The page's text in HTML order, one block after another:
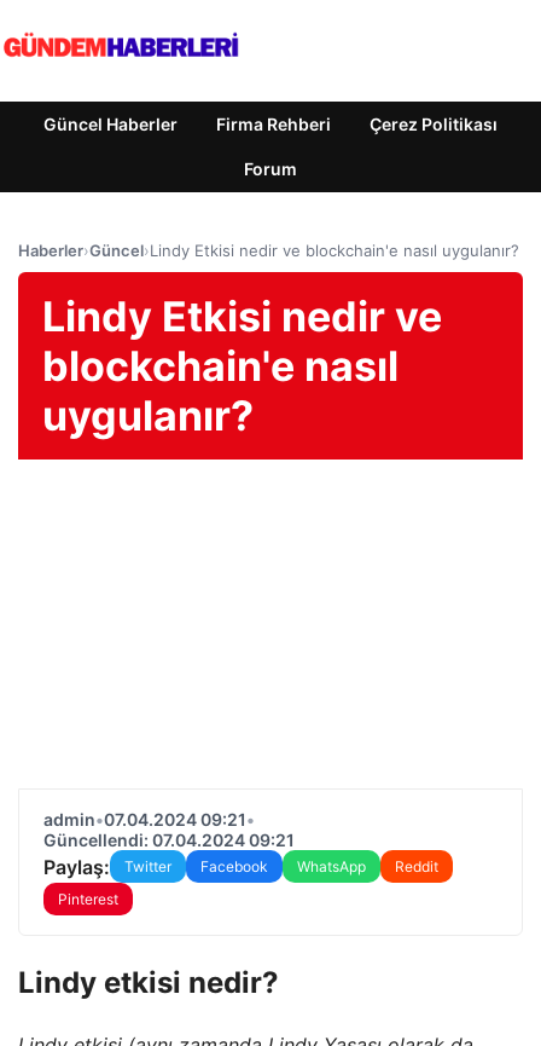
Güncel Haberler Firma Rehberi Çerez Politikası
Forum
Haberler›Güncel›Lindy Etkisi nedir ve blockchain'e nasıl uygulanır?
Lindy Etkisi nedir ve
blockchain'e nasıl
uygulanır?
admin•07.04.2024 09:21•
Güncellendi: 07.04.2024 09:21
Paylaş: Twitter Facebook WhatsApp
Reddit
Pinterest
Lindy etkisi nedir?